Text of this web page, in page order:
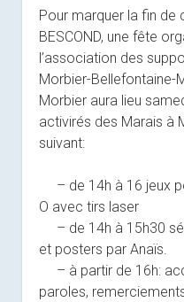
Pour marquer la fin de
BESCOND, une fête
l’association des
Morbier-Bellefontaine-
Morbier aura lieu
activirés des Marais à
suivant:
– de 14h à 16 jeux
O avec tirs laser
– de 14h à 15h30
et posters par Anaïs.
– à partir de 16h:
paroles,